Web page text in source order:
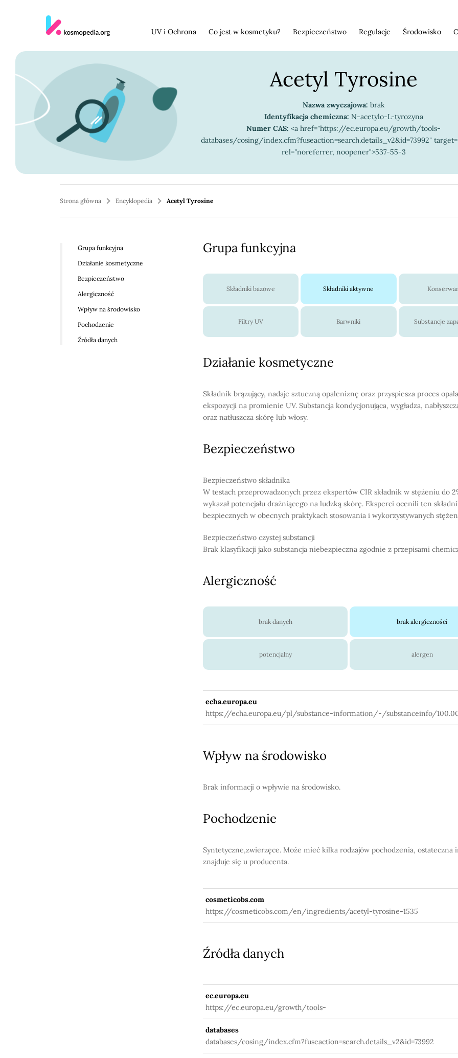
UV i Ochrona Co jest w kosmetyku? Bezpieczeństwo Regulacje Środowisko
Acetyl Tyrosine
Nazwa zwyczajowa: brak
Identyfikacja chemiczna: N-acetylo-L-tyrozyna
Numer CAS: <a href="https://ec.europa.eu/growth/tools-
databases/cosing/index.cfm?fuseaction=search.details_v2&id=73992"
rel="noreferrer, noopener">537-55-3
Strona główna Encyklopedia Acetyl Tyrosine
Grupa funkcyjna
Składniki bazowe Składniki aktywne
Filtry UV Barwniki Substancje
Działanie kosmetyczne
Składnik brązujący, nadaje sztuczną opaleniznę oraz przyspiesza proces
ekspozycji na promienie UV. Substancja kondycjonująca, wygładza,
oraz natłuszcza skórę lub włosy.
Bezpieczeństwo
Bezpieczeństwo składnika
W testach przeprowadzonych przez ekspertów CIR składnik w stężeniu do
wykazał potencjału drażniącego na ludzką skórę. Eksperci ocenili ten
bezpiecznych w obecnych praktykach stosowania i wykorzystywanych
Bezpieczeństwo czystej substancji
Brak klasyfikacji jako substancja niebezpieczna zgodnie z przepisami
Alergiczność
brak danych brak alergiczności
potencjalny alergen
echa.europa.eu
https://echa.europa.eu/pl/substance-information/-/substanceinfo/
Wpływ na środowisko
Brak informacji o wpływie na środowisko.
Pochodzenie
Syntetyczne,zwierzęce. Może mieć kilka rodzajów pochodzenia, ostateczna
znajduje się u producenta.
cosmeticobs.com
https://cosmeticobs.com/en/ingredients/acetyl-tyrosine-1535
Źródła danych
ec.europa.eu
https://ec.europa.eu/growth/tools-
databases
databases/cosing/index.cfm?fuseaction=search.details_v2&id=73992
Grupa funkcyjna
Działanie kosmetyczne
Bezpieczeństwo
Alergiczność
Wpływ na środowisko
Pochodzenie
Źródła danych